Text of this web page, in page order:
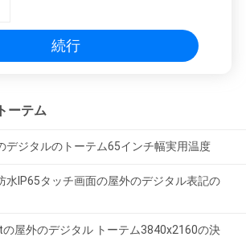
続行
ーテム
デジタルのトーテム65インチ幅実用温度
水IP65タッチ画面の屋外のデジタル表記の
屋外のデジタル トーテム3840x2160の決